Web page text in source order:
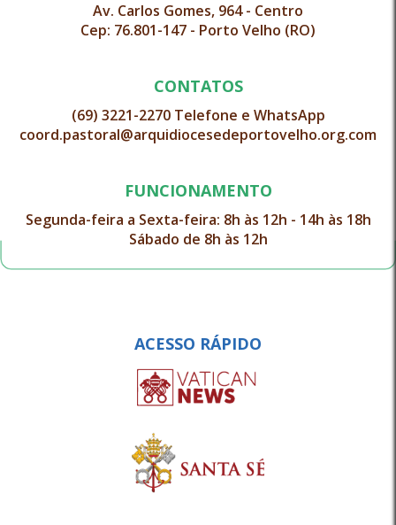
Av. Carlos Gomes, 964 - Centro
Cep: 76.801-147 - Porto Velho (RO)
CONTATOS
(69) 3221-2270 Telefone e WhatsApp
coord.pastoral@arquidiocesedeportovelho.org.com
FUNCIONAMENTO
Segunda-feira a Sexta-feira: 8h às 12h - 14h às 18h
Sábado de 8h às 12h
ACESSO RÁPIDO